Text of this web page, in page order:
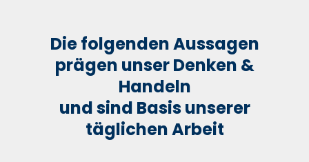
Die folgenden Aussagen
prägen unser Denken &
Handeln
und sind Basis unserer
täglichen Arbeit